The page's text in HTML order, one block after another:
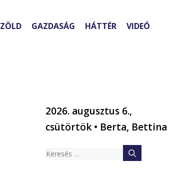
ZÖLD GAZDASÁG HÁTTÉR VIDEÓ
2026. augusztus 6.,
csütörtök • Berta, Bettina
Keresés: